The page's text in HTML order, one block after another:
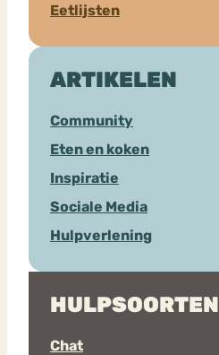
Eetlijsten
ARTIKELEN
Community
Eten en koken
Inspiratie
Sociale Media
Hulpverlening
HULPSOORTEN
Chat